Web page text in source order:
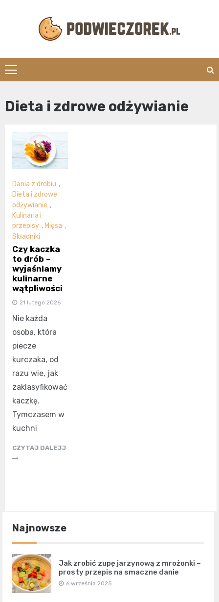
Dieta i zdrowe odżywianie
Dania z drobiu ,
Dieta i zdrowe
odżywianie ,
Kulinaria i
przepisy , Mięsa ,
Składniki
Czy kaczka
to drób –
wyjaśniamy
kulinarne
wątpliwości
21 lutego 2026
Nie każda
osoba, która
piecze
kurczaka, od
razu wie, jak
zaklasyfikować
kaczkę.
Tymczasem w
kuchni
CZYTAJ DALEJJ
Najnowsze
Jak zrobić zupę jarzynową z mrożonki –
prosty przepis na smaczne danie
6 września 2025